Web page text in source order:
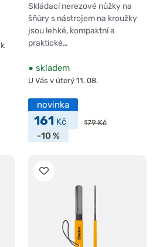
Skládací nerezové nůžky na
šňůry s nástrojem na kroužky
jsou lehké, kompaktní a
praktické…
● skladem
U Vás v úterý 11. 08.
novinka
161 Kč 179 Kč
-10 %